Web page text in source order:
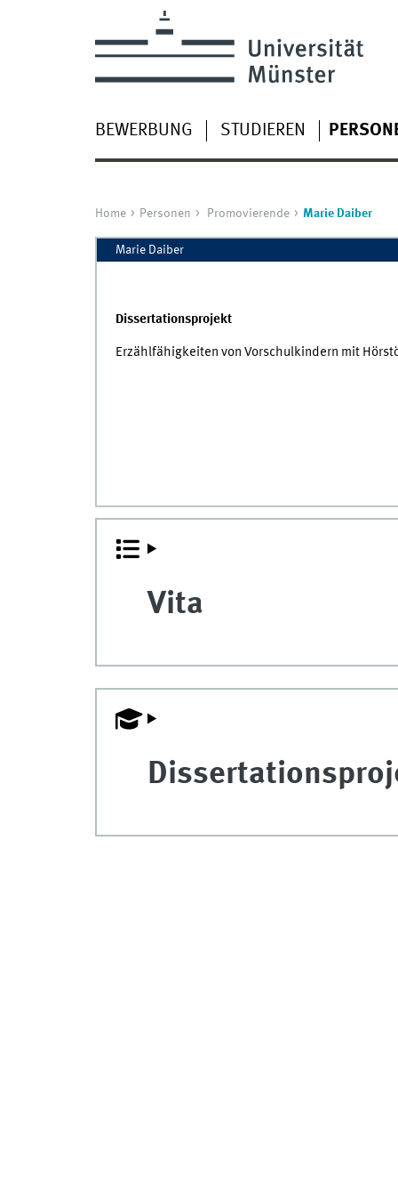
BEWERBUNG STUDIEREN
Home Personen Promovierende Marie Daiber
Marie Daiber
Dissertationsprojekt
Erzählfähigkeiten von Vorschulkindern mit
Vita